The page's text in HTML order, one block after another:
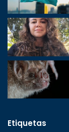
Etiquetas